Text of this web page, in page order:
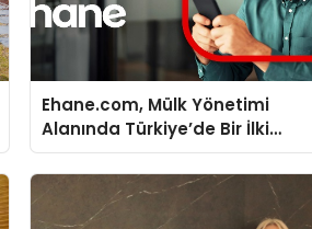
Ehane.com, Mülk Yönetimi
Alanında Türkiye’de Bir İlki
Gerçekleştirmek İçin Yayında